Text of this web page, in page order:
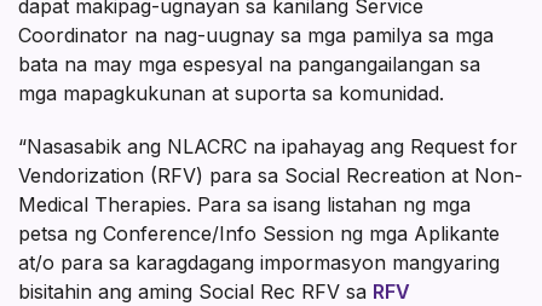
dapat makipag-ugnayan sa kanilang Service
Coordinator na nag-uugnay sa mga pamilya sa mga
bata na may mga espesyal na pangangailangan sa
mga mapagkukunan at suporta sa komunidad.
“Nasasabik ang NLACRC na ipahayag ang Request for
Vendorization (RFV) para sa Social Recreation at Non-
Medical Therapies. Para sa isang listahan ng mga
petsa ng Conference/Info Session ng mga Aplikante
at/o para sa karagdagang impormasyon mangyaring
bisitahin ang aming Social Rec RFV sa RFV